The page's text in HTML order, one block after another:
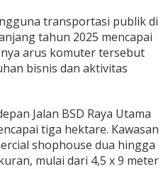
transportasi publik di
tahun 2025 mencapai
arus komuter tersebut
bisnis dan aktivitas
Jalan BSD Raya Utama
tiga hektare. Kawasan
shophouse dua hingga
mulai dari 4,5 x 9 meter